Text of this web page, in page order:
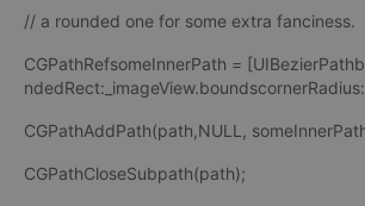
// a rounded one for some extra fanciness.
CGPathRefsomeInnerPath =
CGPathAddPath(path,NULL,
CGPathCloseSubpath(path);